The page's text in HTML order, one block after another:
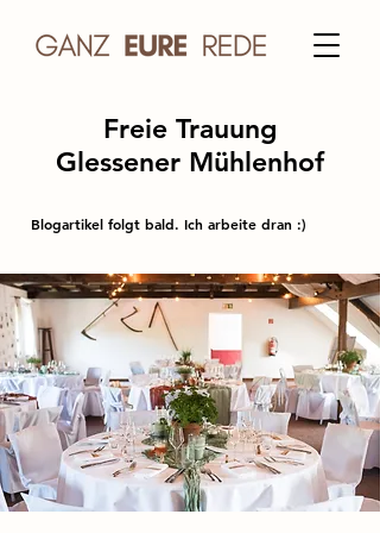
Freie Trauung
Glessener Mühlenhof
Blogartikel folgt bald. Ich arbeite dran :)